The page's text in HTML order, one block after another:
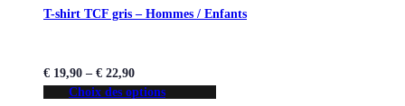
T-shirt TCF gris – Hommes / Enfants
€ 19,90 – € 22,90
Choix des options